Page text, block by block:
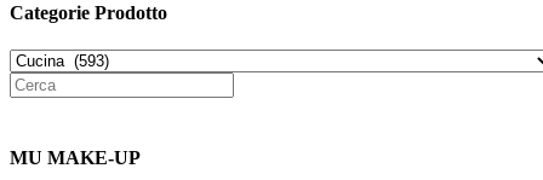
Categorie Prodotto
MU MAKE-UP